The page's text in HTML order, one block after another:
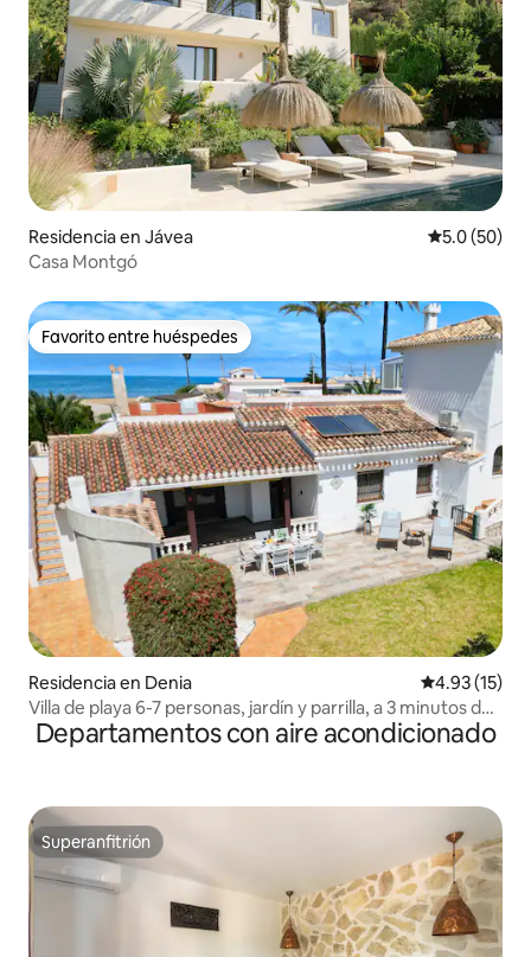
Residencia en Jávea Calificación
5.0 (50)
Casa Montgó
Favorito entre huéspedes
Favorito entre huéspedes
Residencia en Denia Calificación
4.93 (15)
Villa de playa 6-7 personas, jardín y parrilla, a 3 minutos de
la playa
Departamentos con aire acondicionado
Superanfitrión
Superanfitrión